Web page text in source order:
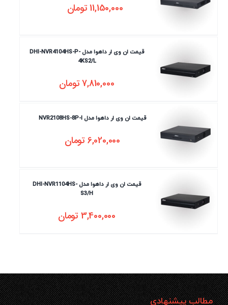
11,150,000تومان
قیمت ان وی ار داهوا مدل DHI-NVR4104HS-P-
4KS2/L
7,810,000تومان
قیمت ان وی ار داهوا مدل NVR2108HS-8P-I
6,020,000تومان
قیمت ان وی ار داهوا مدل DHI-NVR1104HS-
S3/H
3,400,000تومان
مطالب پیشنهادی